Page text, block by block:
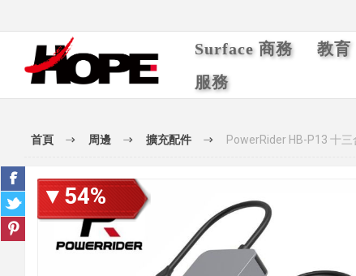
Surface 商務 教育
服務
首頁 周邊 擴充配件 PowerRider HB-P13 十
▼54%